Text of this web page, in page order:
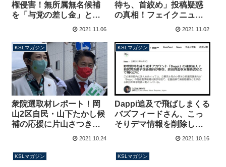
権侵害！無所属無名候補
を「与党の差し金」と叩
き陰謀論を吹っかける 按
ン138号】
2021.11.06
待ち、首絞め」投稿疑惑
の真相！フェイクニュー
スへの対応【マガジン137
2021.11.02
KSLマガジン
衆院選取材レポート！岡
山2区自民・山下たかし候
補の応援に片山さつき
氏、三原じゅん子氏ら
ックの争い【マガジン136
2021.10.24
KSLマガジン
Dappi追及で飛ばしまくる
バズフィードさん、こっ
そりデマ情報を削除した
だけでなく「恥ずかしい
135号】
2021.10.16
KSLマガジン KSLマガジン